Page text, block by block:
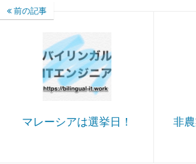
前の記事
マレーシアは選挙日！
非